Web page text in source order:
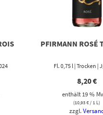
PFIRMANN ROSÉ
Fl. 0,75 l | Trocken |
8,20€
enthält 19 %
(10,93€/ 1 L)
zzgl.